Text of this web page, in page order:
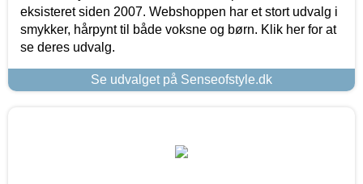
eksisteret siden 2007. Webshoppen har et stort udvalg i
smykker, hårpynt til både voksne og børn. Klik her for at
se deres udvalg.
Se udvalget på Senseofstyle.dk